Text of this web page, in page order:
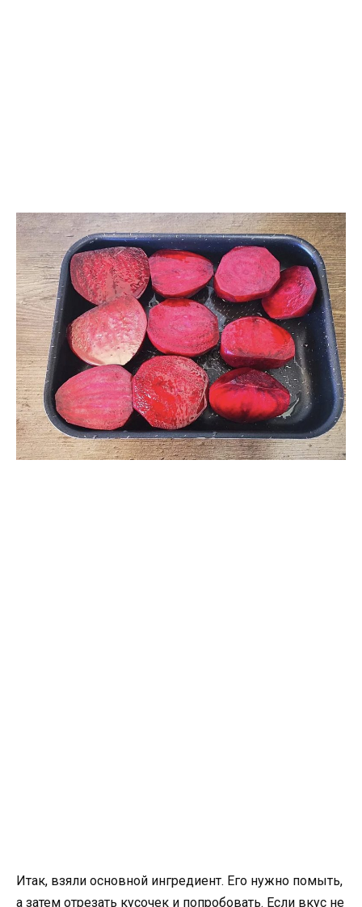
Итак, взяли основной ингредиент. Его нужно помыть,
а затем отрезать кусочек и попробовать. Если вкус не